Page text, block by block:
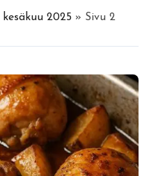
2025 » Sivu 2